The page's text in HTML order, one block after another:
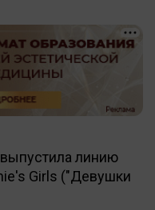
линию
Girls ("Девушки